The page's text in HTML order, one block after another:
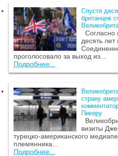
Спустя
британцев
Согласно
десять лет
проголосовало за выход из...
Подробнее...
страну
Пикеру
визиты
турецко-американского
племянника...
Подробнее...